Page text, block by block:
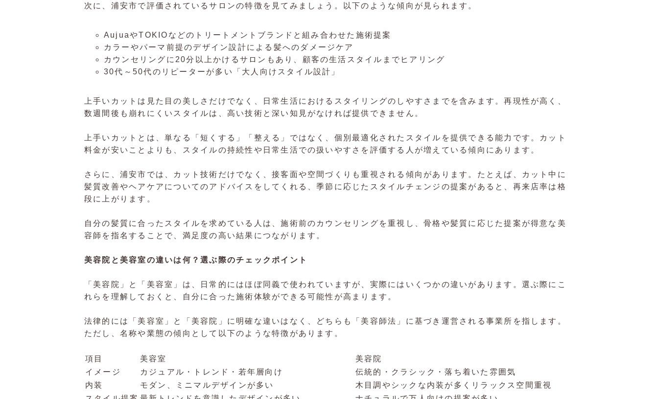
次に、浦安市で評価されているサロンの特徴を見てみましょう。以下のような傾向が見られます。
AujuaやTOKIOなどのトリートメントブランドと組み合わせた施術提案
カラーやパーマ前提のデザイン設計による髪へのダメージケア
カウンセリングに20分以上かけるサロンもあり、顧客の生活スタイルまでヒアリング
30代～50代のリピーターが多い「大人向けスタイル設計」
上手いカットは見た目の美しさだけでなく、日常生活におけるスタイリングのしやすさまでを含みます。再現性が高く、
数週間後も崩れにくいスタイルは、高い技術と深い知見がなければ提供できません。
上手いカットとは、単なる「短くする」「整える」ではなく、個別最適化されたスタイルを提供できる能力です。カット
料金が安いことよりも、スタイルの持続性や日常生活での扱いやすさを評価する人が増えている傾向にあります。
さらに、浦安市では、カット技術だけでなく、接客面や空間づくりも重視される傾向があります。たとえば、カット中に
髪質改善やヘアケアについてのアドバイスをしてくれる、季節に応じたスタイルチェンジの提案があると、再来店率は格
段に上がります。
自分の髪質に合ったスタイルを求めている人は、施術前のカウンセリングを重視し、骨格や髪質に応じた提案が得意な美
容師を指名することで、満足度の高い結果につながります。
美容院と美容室の違いは何？選ぶ際のチェックポイント
「美容院」と「美容室」は、日常的にはほぼ同義で使われていますが、実際にはいくつかの違いがあります。選ぶ際にこ
れらを理解しておくと、自分に合った施術体験ができる可能性が高まります。
法律的には「美容室」と「美容院」に明確な違いはなく、どちらも「美容師法」に基づき運営される事業所を指します。
ただし、名称や業態の傾向として以下のような特徴があります。
項目 美容室
美容院
イメージ
カジュアル・トレンド・若年層向け
伝統的・クラシック・落ち着いた雰囲気
内装
モダン、ミニマルデザインが多い
木目調やシックな内装が多くリラックス空間重視